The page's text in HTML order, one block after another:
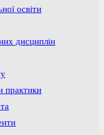
освіти
дисциплін
практики